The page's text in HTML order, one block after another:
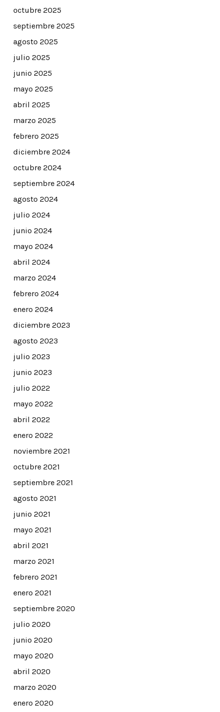
octubre 2025
septiembre 2025
agosto 2025
julio 2025
junio 2025
mayo 2025
abril 2025
marzo 2025
febrero 2025
diciembre 2024
octubre 2024
septiembre 2024
agosto 2024
julio 2024
junio 2024
mayo 2024
abril 2024
marzo 2024
febrero 2024
enero 2024
diciembre 2023
agosto 2023
julio 2023
junio 2023
julio 2022
mayo 2022
abril 2022
enero 2022
noviembre 2021
octubre 2021
septiembre 2021
agosto 2021
junio 2021
mayo 2021
abril 2021
marzo 2021
febrero 2021
enero 2021
septiembre 2020
julio 2020
junio 2020
mayo 2020
abril 2020
marzo 2020
enero 2020